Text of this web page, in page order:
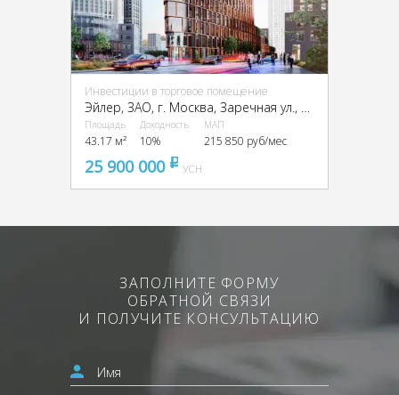
Инвестиции в торговое помещение
Эйлер, ЗАО, г. Москва, Заречная ул., вл6/1
Площадь
43.17 м²
Доходность
10%
МАП
215 850 руб/мес
25 900 000 pуб
УСН
ЗАПОЛНИТЕ ФОРМУ
ОБРАТНОЙ СВЯЗИ
И ПОЛУЧИТЕ КОНСУЛЬТАЦИЮ